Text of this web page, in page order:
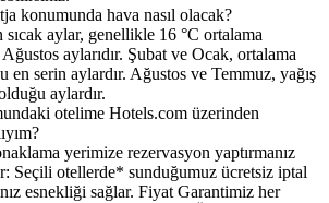
konumunda hava nasıl olacak?
aylar, genellikle 16 °C ortalama
aylarıdır. Şubat ve Ocak, ortalama
en serin aylardır. Ağustos ve Temmuz, yağış
aylardır.
otelime Hotels.com üzerinden
yerimize rezervasyon yaptırmanız
Seçili otellerde* sunduğumuz ücretsiz iptal
esnekliği sağlar. Fiyat Garantimiz her